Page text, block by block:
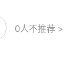
0人不推荐 >